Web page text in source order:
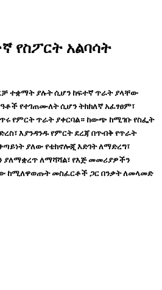
የስፖርት አልባሳት
ተቋማት ያሉት ሲሆን ከፍተኛ ጥራት ያላቸው
የተገጠሙለት ሲሆን ትክክለኛ አፈፃፀም፣
የምርት ጥራት ያቀርባል። ከውጭ ከሚገቡ የስፌት
እያንዳንዱ የምርት ደረጃ በጥብቅ የጥራት
ያለው የቴክኖሎጂ እድገት ለማድረግ፣
ያለማቋረጥ ለማሻሻል፣ የእጅ መመሪያዎችን
ከሚለዋወጡት መስፈርቶች ጋር በንቃት ለመላመድ